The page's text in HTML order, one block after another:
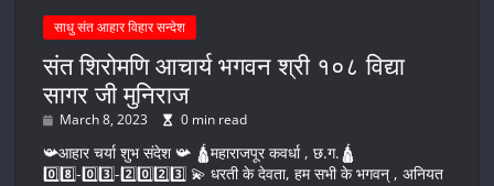
साधु संत आहार विहार सन्देश
संत शिरोमणि आचार्य भगवन श्री १०८ विद्या
सागर जी मुनिराज
March 8, 2023 0 min read
📯आहार चर्या शुभ संदेश 📯 🛕महाराजपूर कवर्धा , छ.ग.🛕
0️⃣8️⃣-0️⃣3️⃣-2️⃣0️⃣2️⃣3️⃣ 💫 धरती के देवता, हम सभी के भगवन् , अनियत